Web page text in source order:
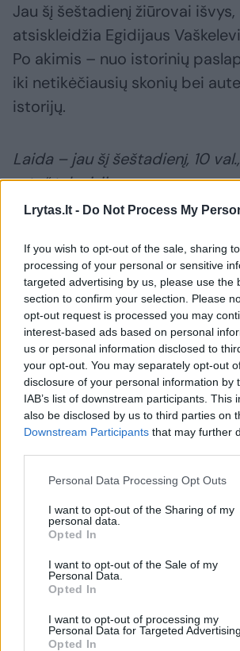
Lrytas.lt - Do Not Process My
If you wish to opt-out of the sale, sharing
processing of your personal or sensitive
targeted advertising by us, please use the
section to confirm your selection. Please
opt-out request is processed you may
interest-based ads based on personal
us or personal information disclosed to
your opt-out. You may separately opt-out
disclosure of your personal information by
IAB’s list of downstream participants. This
also be disclosed by us to third parties on
Downstream Participants that may further
Personal Data Processing Opt Outs
I want to opt-out of the Sharing of my
personal data.
Opted In
I want to opt-out of the Sale of my
Personal Data.
Opted In
I want to opt-out of processing my
Personal Data for Targeted Advertising.
Opted In
Jau šį šeštadienį žiūrovai
atsiskleidžia Egidijaus
Po akimis – nuo istorinių
iki netikėčiausių skonių bei
istorijų.
Laida – jau šį šeštadienį, 10
ryto“ televiziją.
Komentuoti po šiuo straipsniu
Komentuoti gali tik Lrytas
Prisijunkite prie registruotų
bendruomenės ir bendraukite
Rodyti komentarus